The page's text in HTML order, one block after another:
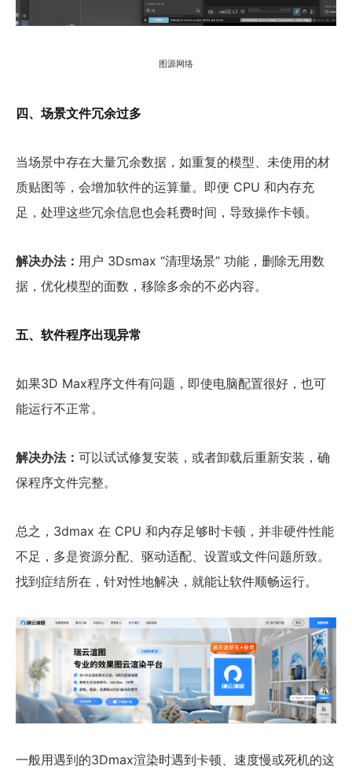
图源网络
四、场景文件冗余过多
当场景中存在大量冗余数据，如重复的模型、未使用的材
质贴图等，会增加软件的运算量。即便 CPU 和内存充
足，处理这些冗余信息也会耗费时间，导致操作卡顿。
解决办法： 用户 3Dsmax “清理场景” 功能，删除无用数
据，优化模型的面数，移除多余的不必内容。
五、软件程序出现异常
如果3D Max程序文件有问题，即使电脑配置很好，也可
能运行不正常。
解决办法： 可以试试修复安装，或者卸载后重新安装，确
保程序文件完整。
总之，3dmax 在 CPU 和内存足够时卡顿，并非硬件性能
不足，多是资源分配、驱动适配、设置或文件问题所致。
找到症结所在，针对性地解决，就能让软件顺畅运行。
一般用遇到的3Dmax渲染时遇到卡顿、速度慢或死机的这